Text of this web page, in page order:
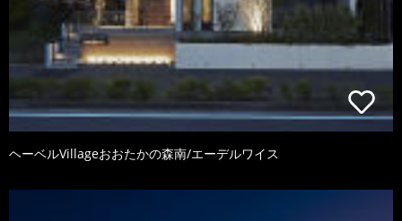
ヘーベルVillageおおたかの森南/エーデルワイス